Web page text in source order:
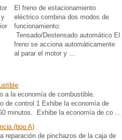
y
El freno de estacionamiento
eléctrico combina dos modos de
funcionamiento:
Tensado/Destensado automático El
freno se acciona automáticamente
al parar el motor y ...
a la economía de combustible.
de control 1 Exhibe la economía de
minutos. Exhibe la economía de co ...
(tipo A)
reparación de pinchazos de la caja de